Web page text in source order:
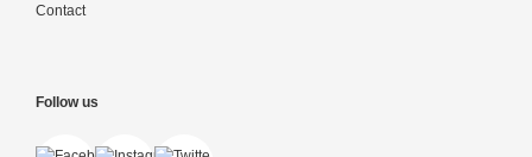
Contact
Follow us